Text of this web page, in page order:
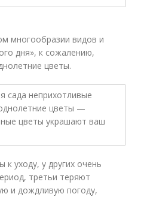
многообразии видов и
дня», к сожалению,
цветы.
уходу, у других очень
третьи теряют
и дождливую погоду,